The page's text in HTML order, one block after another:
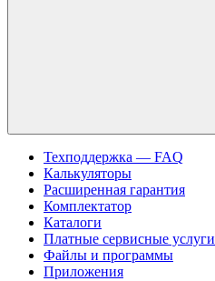
Техподдержка — FAQ
Калькуляторы
Расширенная гарантия
Комплектатор
Каталоги
Платные сервисные услуги
Файлы и программы
Приложения